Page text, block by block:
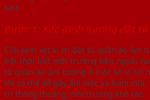
sau:
Bước 1: Xác định hướng đặt
Cần xem xét vị trí đặt tủ quần áo âm
bởi thời tiết môi trường bên ngoài
tủ quần áo âm tường ở một số vị trí
thì có thể dễ gây ẩm mốc và bám
trí thông thoáng, môi trường khô ráo.